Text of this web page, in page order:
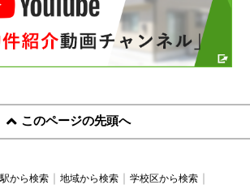
このページの先頭へ
から検索 地域から検索
学校区から検索